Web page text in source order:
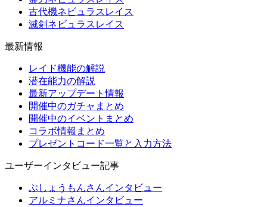
古代機ネビュラスレイス
滅剣ネビュラスレイス
最新情報
レイド機能の解説
潜在能力の解説
最新アップデート情報
開催中のガチャまとめ
開催中のイベントまとめ
コラボ情報まとめ
プレゼントコード一覧と入力方法
ユーザーインタビュー記事
ぶしょうもんさんインタビュー
アルミナさんインタビュー